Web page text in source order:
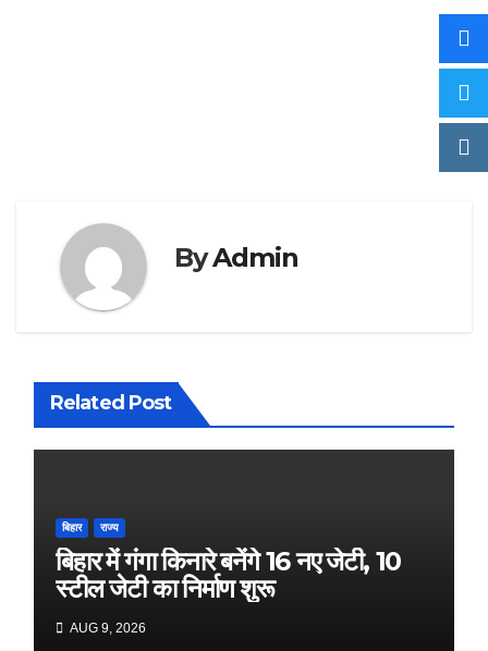
ByAdmin
Related Post
बिहार राज्य
बिहार में गंगा किनारे बनेंगे 16 नए जेटी, 10
स्टील जेटी का निर्माण शुरू
AUG 9, 2026